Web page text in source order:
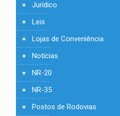
Jurídico
Leis
Lojas de Conveniência
Notícias
NR-20
NR-35
Postos de Rodovias